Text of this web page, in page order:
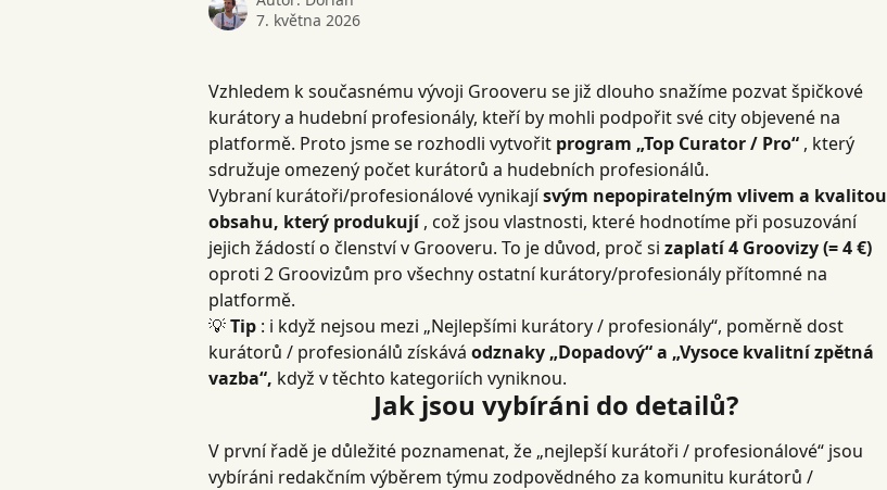
7. května 2026
Vzhledem k současnému vývoji Grooveru se již dlouho snažíme pozvat špičkové
kurátory a hudební profesionály, kteří by mohli podpořit své city objevené na
platformě. Proto jsme se rozhodli vytvořit program „Top Curator / Pro“ , který
sdružuje omezený počet kurátorů a hudebních profesionálů.
Vybraní kurátoři/profesionálové vynikají svým nepopiratelným vlivem a kvalitou
obsahu, který produkují , což jsou vlastnosti, které hodnotíme při posuzování
jejich žádostí o členství v Grooveru. To je důvod, proč si zaplatí 4 Groovizy (= 4 €)
oproti 2 Groovizům pro všechny ostatní kurátory/profesionály přítomné na
platformě.
💡 Tip : i když nejsou mezi „Nejlepšími kurátory / profesionály“, poměrně dost
kurátorů / profesionálů získává odznaky „Dopadový“ a „Vysoce kvalitní zpětná
vazba“, když v těchto kategoriích vyniknou.
Jak jsou vybíráni do detailů?
V první řadě je důležité poznamenat, že „nejlepší kurátoři / profesionálové“ jsou
vybíráni redakčním výběrem týmu zodpovědného za komunitu kurátorů /